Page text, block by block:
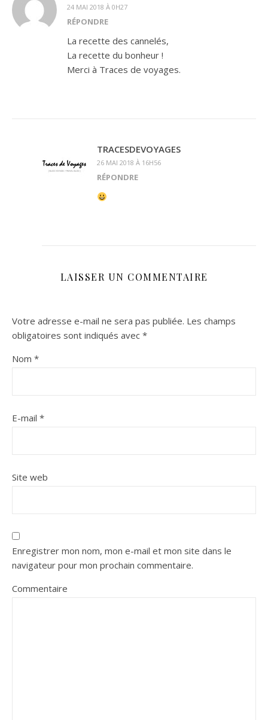
24 MAI 2018 À 0H27
RÉPONDRE
La recette des cannelés,
La recette du bonheur !
Merci à Traces de voyages.
TRACESDEVOYAGES
26 MAI 2018 À 16H56
RÉPONDRE
LAISSER UN COMMENTAIRE
Votre adresse e-mail ne sera pas publiée. Les champs
obligatoires sont indiqués avec *
Nom *
E-mail *
Site web
Enregistrer mon nom, mon e-mail et mon site dans le
navigateur pour mon prochain commentaire.
Commentaire